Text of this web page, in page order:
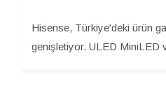
Hisense, Türkiye'deki ürün
genişletiyor. ULED MiniLED